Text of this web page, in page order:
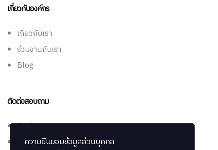
เกี่ยวกับองค์กร
เกี่ยวกับเรา
ร่วมงานกับเรา
Blog
ติดต่อสอบถาม
ติดต่อเรา
ช่วยเหลือ
ความยินยอมข้อมูลส่วนบุคคล